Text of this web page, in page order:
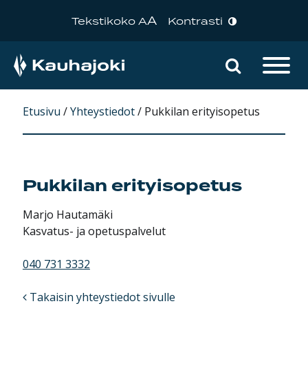
Tekstikoko AA Kontrasti
Päävalikko Hae
Etusivu /Yhteystiedot/ Pukkilan erityisopetus
Pukkilan erityisopetus
Marjo Hautamäki
Kasvatus- ja opetuspalvelut
040 731 3332
Takaisin yhteystiedot sivulle